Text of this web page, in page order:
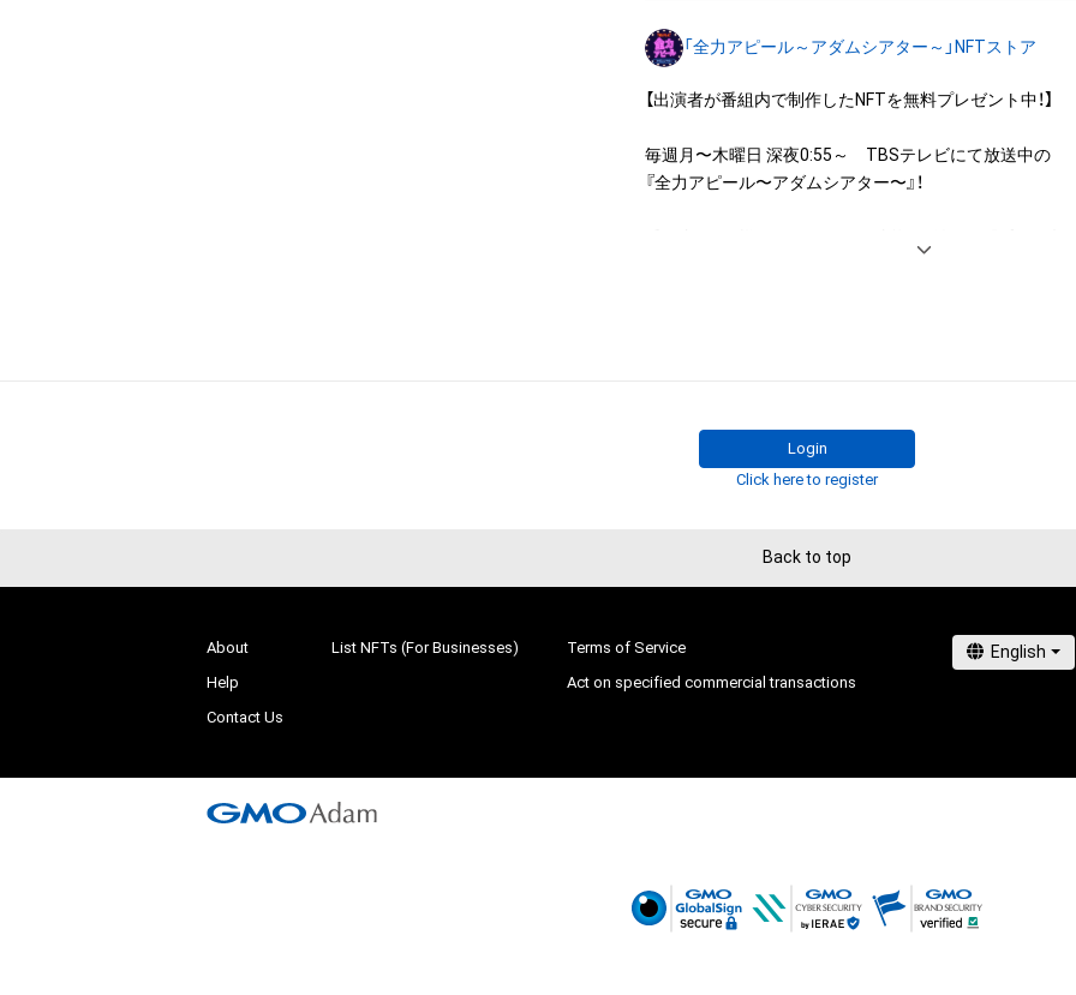
用新案権、商標権、意匠権その他の知的財産権(それらの
は、本アイテムの著作権を有する方、著作隣接権の権利者
有していたとしても、本アイテムに関する創作物にかかる
することを意味しません。
を受けている者からの事前の同意なしに、上記の「本アイ
(改変、公開、配布、逆コンパイル、リバースエンジニアリ
「全力アピール～アダムシアター～」NFTストア
【出演者が番組内で制作したNFTを無料プレゼント中！】
毎週月〜木曜日 深夜0:55～　TBSテレビにて放送中の
『全力アピール〜アダムシアター〜』！
そのパフォーマンスや特技をNFT化して視聴者の皆さん
TBSテレビおよび番組は、NFTの出品に関わる手続き・権
Login
Click here to register
Back to top
About
Help
Contact Us
List NFTs (For Businesses)
Terms of Service
Act on specified commercial transactions